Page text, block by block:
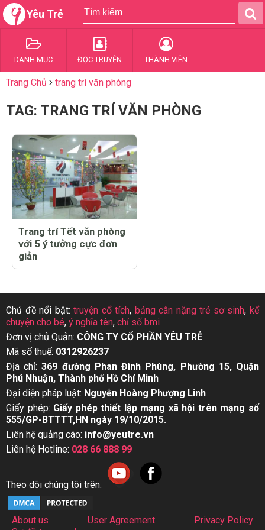
Yêu Trẻ
DANH MỤC ĐỌC TRUYỆN THÀNH VIÊN
Trang Chủ trang trí văn phòng
TAG: TRANG TRÍ VĂN PHÒNG
Trang trí Tết văn phòng
với 5 ý tưởng cực đơn
giản
Chủ đề nổi bật:truyện cổ tích, bảng cân nặng trẻ sơ sinh,kể
chuyện cho bé, ý nghĩa tên, chỉ số bmi
Đơn vị chủ Quản: CÔNG TY CỔ PHẦN YÊU TRẺ
Mã số thuế: 0312926237
Địa chỉ:369 đường Phan Đình Phùng, Phường 15, Quận
Phú Nhuận, Thành phố Hồ Chí Minh
Đại diện pháp luật: Nguyễn Hoàng Phượng Linh
Giấy phép: Giấy phép thiết lập mạng xã hội trên mạng số
555/GP-BTTTT,HN ngày 19/10/2015.
Liên hệ quảng cáo: info@yeutre.vn
Liên hệ Hotline: 028 66 888 99
Theo dõi chúng tôi trên:
About us User Agreement
Privacy Policy